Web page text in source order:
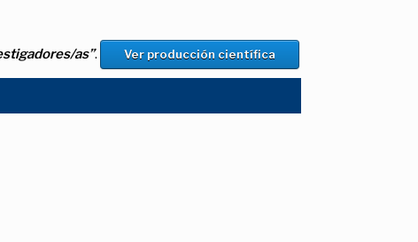
as”. Ver producción científica